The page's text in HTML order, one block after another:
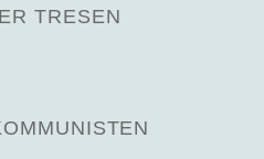
TRESEN